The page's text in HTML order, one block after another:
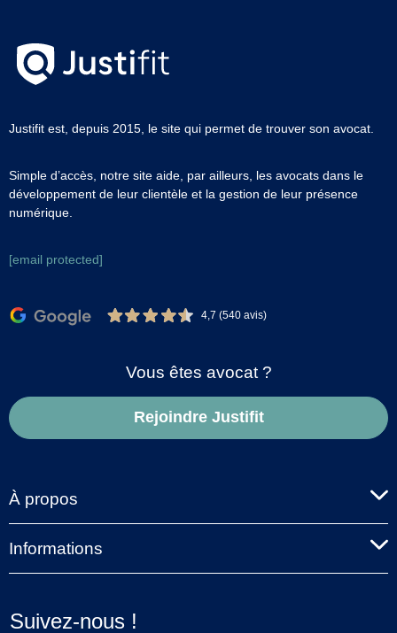
Justifit est, depuis 2015, le site qui permet de trouver son avocat.
Simple d’accès, notre site aide, par ailleurs, les avocats dans le
développement de leur clientèle et la gestion de leur présence
numérique.
[email protected]
4,7 (540 avis)
Vous êtes avocat ?
Rejoindre Justifit
À propos
Informations
Suivez-nous !